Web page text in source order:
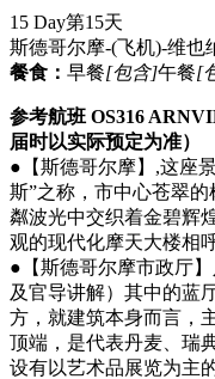
15 Day第15天
斯德哥尔摩-(飞机)-维也
餐食： 早餐[包含]午餐[
参考航班 OS316
届时以实际预定为准）
●【斯德哥尔摩】,这座
斯”之称，市中心苍翠
粼波光中交织着金碧辉
观的现代化摩天大楼相
●【斯德哥尔摩市政厅
及官导讲解）其中的蓝
方，就建筑本身而言，
顶端，是代表丹麦、瑞
设有以艺术品展览为主